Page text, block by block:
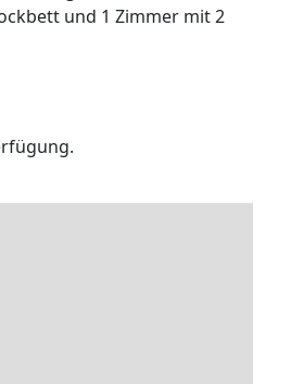
und 1 Zimmer mit 2